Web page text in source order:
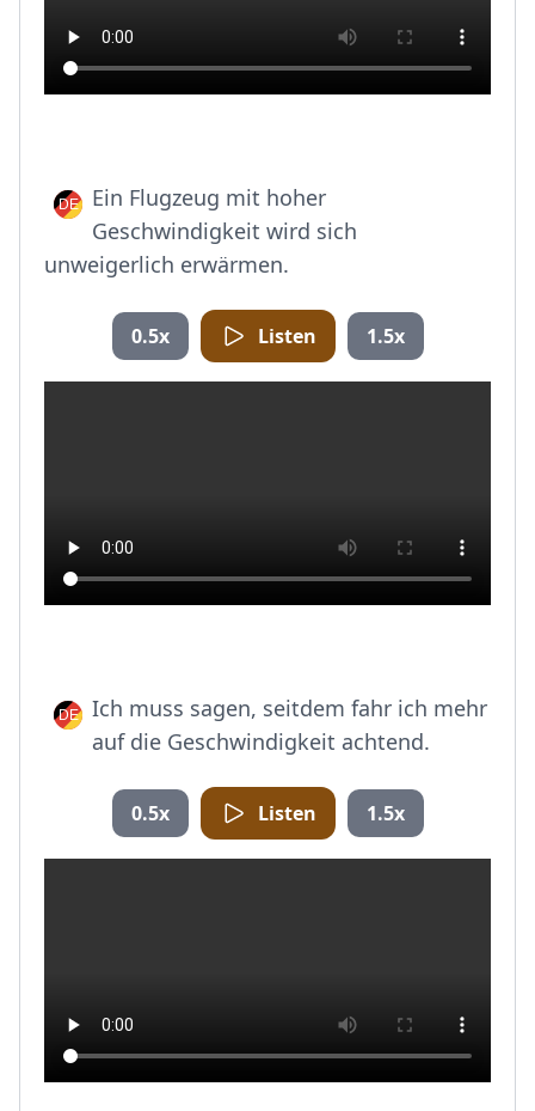
Ein Flugzeug mit hoher
Geschwindigkeit wird sich
unweigerlich erwärmen.
0.5x Listen 1.5x
Ich muss sagen, seitdem fahr ich mehr
auf die Geschwindigkeit achtend.
0.5x Listen 1.5x